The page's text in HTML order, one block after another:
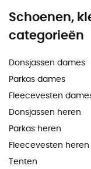
Schoenen,
categorieën
Donsjassen dames
Parkas dames
Fleecevesten
Donsjassen heren
Parkas heren
Fleecevesten heren
Tenten